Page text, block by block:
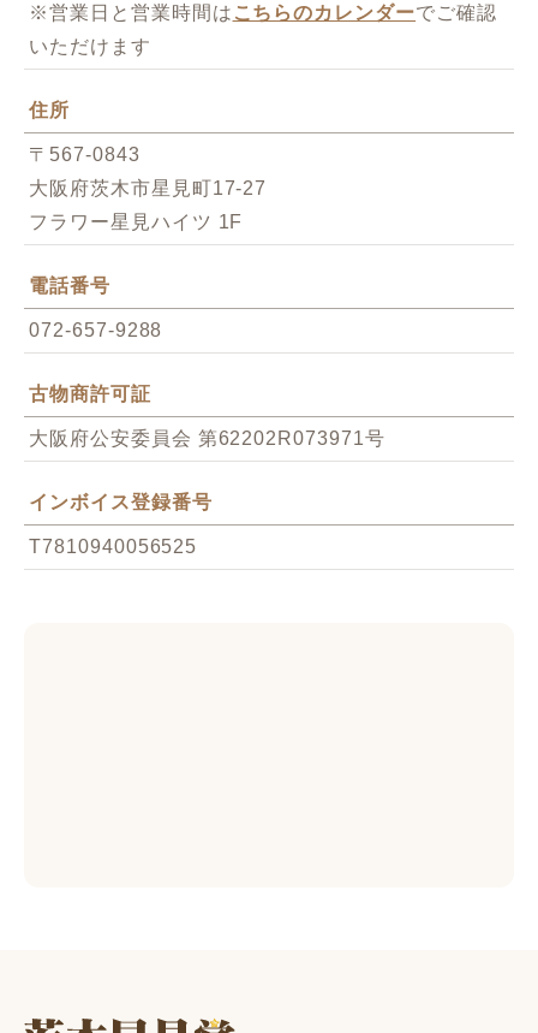
※営業日と営業時間は こちらのカレンダーでご確認
いただけます
住所
〒567-0843
大阪府茨木市星見町17-27
フラワー星見ハイツ 1F
電話番号
072-657-9288
古物商許可証
大阪府公安委員会 第62202R073971号
インボイス登録番号
T7810940056525